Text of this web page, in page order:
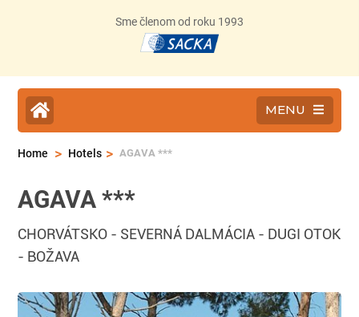
Sme členom od roku 1993
MENU
Home > Hotels > AGAVA ***
AGAVA ***
CHORVÁTSKO - SEVERNÁ DALMÁCIA - DUGI OTOK
- BOŽAVA